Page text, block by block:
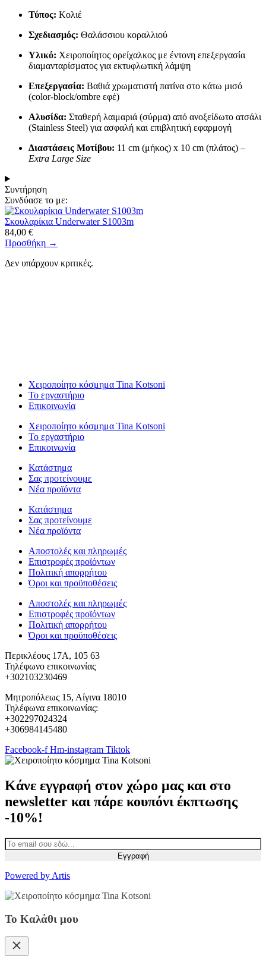
Τύπος: Κολιέ
Σχεδιασμός: Θαλάσσιου κοραλλιού
Υλικό: Χειροποίητος ορείχαλκος με έντονη επεξεργασία
διαμανταρίσματος για εκτυφλωτική λάμψη
Επεξεργασία: Βαθιά χρωματιστή πατίνα στο κάτω μισό
(color-block/ombre εφέ)
Αλυσίδα: Σταθερή λαιμαριά (σύρμα) από ανοξείδωτο ατσάλι
(Stainless Steel) για ασφαλή και επιβλητική εφαρμογή
Διαστάσεις Μοτίβου: 11 cm (μήκος) x 10 cm (πλάτος) –
Extra Large Size
Συντήρηση
Συνδύασε το με:
Σκουλαρίκια Underwater S1003m
84,00 €
Προσθήκη →
Δεν υπάρχουν κριτικές.
Χειροποίητο κόσμημα Tina Kotsoni
Το εργαστήριο
Επικοινωνία
Χειροποίητο κόσμημα Tina Kotsoni
Το εργαστήριο
Επικοινωνία
Κατάστημα
Σας προτείνουμε
Νέα προϊόντα
Κατάστημα
Σας προτείνουμε
Νέα προϊόντα
Αποστολές και πληρωμές
Επιστροφές προϊόντων
Πολιτική απορρήτου
Όροι και προϋποθέσεις
Αποστολές και πληρωμές
Επιστροφές προϊόντων
Πολιτική απορρήτου
Όροι και προϋποθέσεις
Περικλέους 17Α, 105 63
Τηλέφωνο επικοινωνίας
+302103230469
Μητροπόλεως 15, Αίγινα 18010
Τηλέφωνα επικοινωνίας:
+302297024324
+306984145480
Facebook-f Hm-instagram Tiktok
Κάνε εγγραφή στον χώρο μας και στο
newsletter και πάρε κουπόνι έκπτωσης
-10%!
Εγγραφή
Powered by Artis
Το Καλάθι μου